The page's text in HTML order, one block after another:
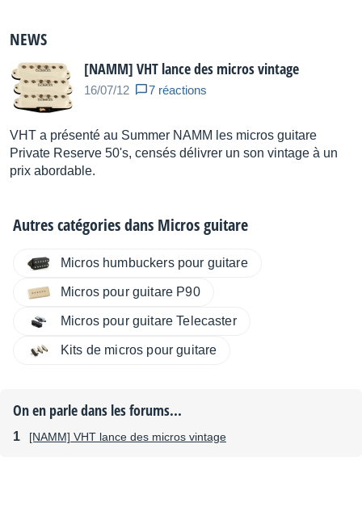
NEWS
[NAMM] VHT lance des micros vintage
16/07/12 7 réactions
VHT a présenté au Summer NAMM les micros guitare
Private Reserve 50's, censés délivrer un son vintage à un
prix abordable.
Autres catégories dans Micros guitare
Micros humbuckers pour guitare
Micros pour guitare P90
Micros pour guitare Telecaster
Kits de micros pour guitare
On en parle dans les forums...
[NAMM] VHT lance des micros vintage